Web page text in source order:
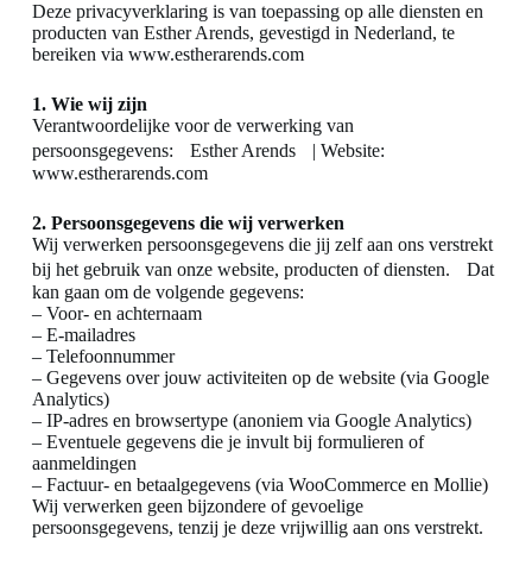
Deze privacyverklaring is van toepassing op alle diensten en
producten van Esther Arends, gevestigd in Nederland, te
bereiken via www.estherarends.com
1. Wie wij zijn
Verantwoordelijke voor de verwerking van
persoonsgegevens: Esther Arends | Website:
www.estherarends.com
2. Persoonsgegevens die wij verwerken
Wij verwerken persoonsgegevens die jij zelf aan ons verstrekt
bij het gebruik van onze website, producten of diensten. Dat
kan gaan om de volgende gegevens:
– Voor- en achternaam
– E-mailadres
– Telefoonnummer
– Gegevens over jouw activiteiten op de website (via Google
Analytics)
– IP-adres en browsertype (anoniem via Google Analytics)
– Eventuele gegevens die je invult bij formulieren of
aanmeldingen
– Factuur- en betaalgegevens (via WooCommerce en Mollie)
Wij verwerken geen bijzondere of gevoelige
persoonsgegevens, tenzij je deze vrijwillig aan ons verstrekt.